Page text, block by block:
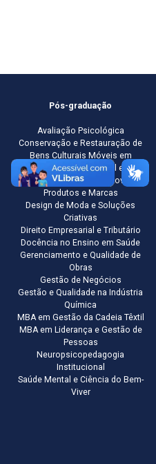
Pós-graduação
Avaliação Psicológica
Conservação e Restauração de
Bens Culturais Móveis em
Suporte de Madeira, Papel e Têxtil
Desenvolvimento de Novos
Produtos e Marcas
Design de Moda e Soluções
Criativas
Direito Empresarial e Tributário
Docência no Ensino em Saúde
Gerenciamento e Qualidade de
Obras
Gestão de Negócios
Gestão e Qualidade na Indústria
Química
MBA em Gestão da Cadeia Têxtil
MBA em Liderança e Gestão de
Pessoas
Neuropsicopedagogia
Institucional
Saúde Mental e Ciência do Bem-
Viver